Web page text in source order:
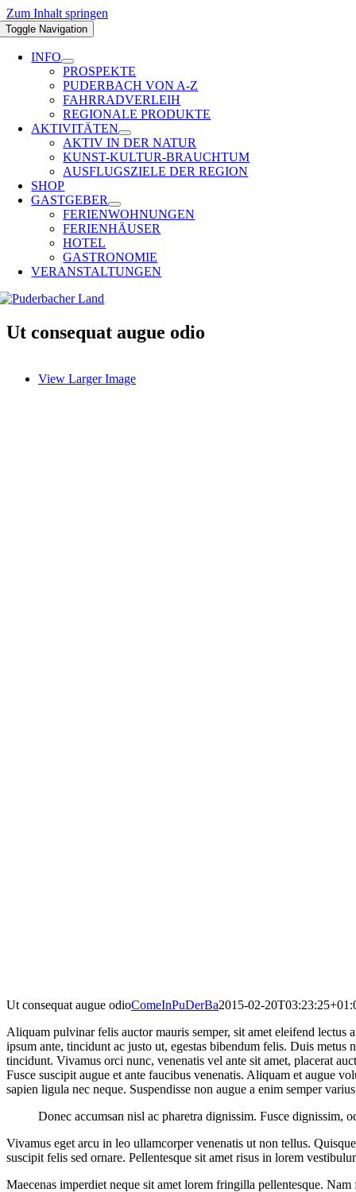
Zum Inhalt springen
Toggle Navigation
INFO
PROSPEKTE
PUDERBACH VON A-Z
FAHRRADVERLEIH
REGIONALE PRODUKTE
AKTIVITÄTEN
AKTIV IN DER NATUR
KUNST-KULTUR-BRAUCHTUM
AUSFLUGSZIELE DER REGION
SHOP
GASTGEBER
FERIENWOHNUNGEN
FERIENHÄUSER
HOTEL
GASTRONOMIE
VERANSTALTUNGEN
Ut consequat augue odio
View Larger Image
Ut consequat augue odioComeInPuDerBa2015-02-
Aliquam pulvinar felis auctor mauris semper, sit amet eleifend
ipsum ante, tincidunt ac justo ut, egestas bibendum felis. Duis
tincidunt. Vivamus orci nunc, venenatis vel ante sit amet, placerat
Fusce suscipit augue et ante faucibus venenatis. Aliquam et augue
sapien ligula nec neque. Suspendisse non augue a enim semper
Donec accumsan nisl ac pharetra dignissim. Fusce dignissim,
Vivamus eget arcu in leo ullamcorper venenatis ut non tellus.
suscipit felis sed ornare. Pellentesque sit amet risus in lorem
Maecenas imperdiet neque sit amet lorem fringilla pellentesque.